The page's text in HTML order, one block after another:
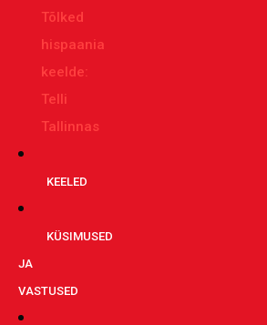
Tõlked
hispaania
keelde:
Telli
Tallinnas
KEELED
KÜSIMUSED
JA
VASTUSED